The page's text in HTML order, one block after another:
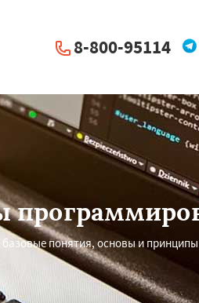
8-800-95114
понятия, основы и